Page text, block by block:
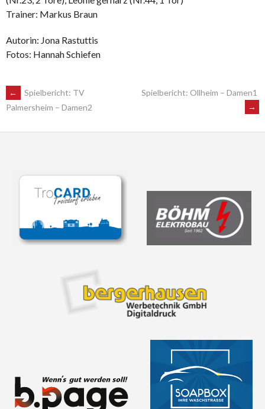
Trainer: Markus Braun
Autorin: Jona Rastuttis
Fotos: Hannah Schiefen
POST
NAVIGATION
←
Spielbericht: TV
Palmersheim – Damen2
Spielbericht: Ollheim – Damen1
→